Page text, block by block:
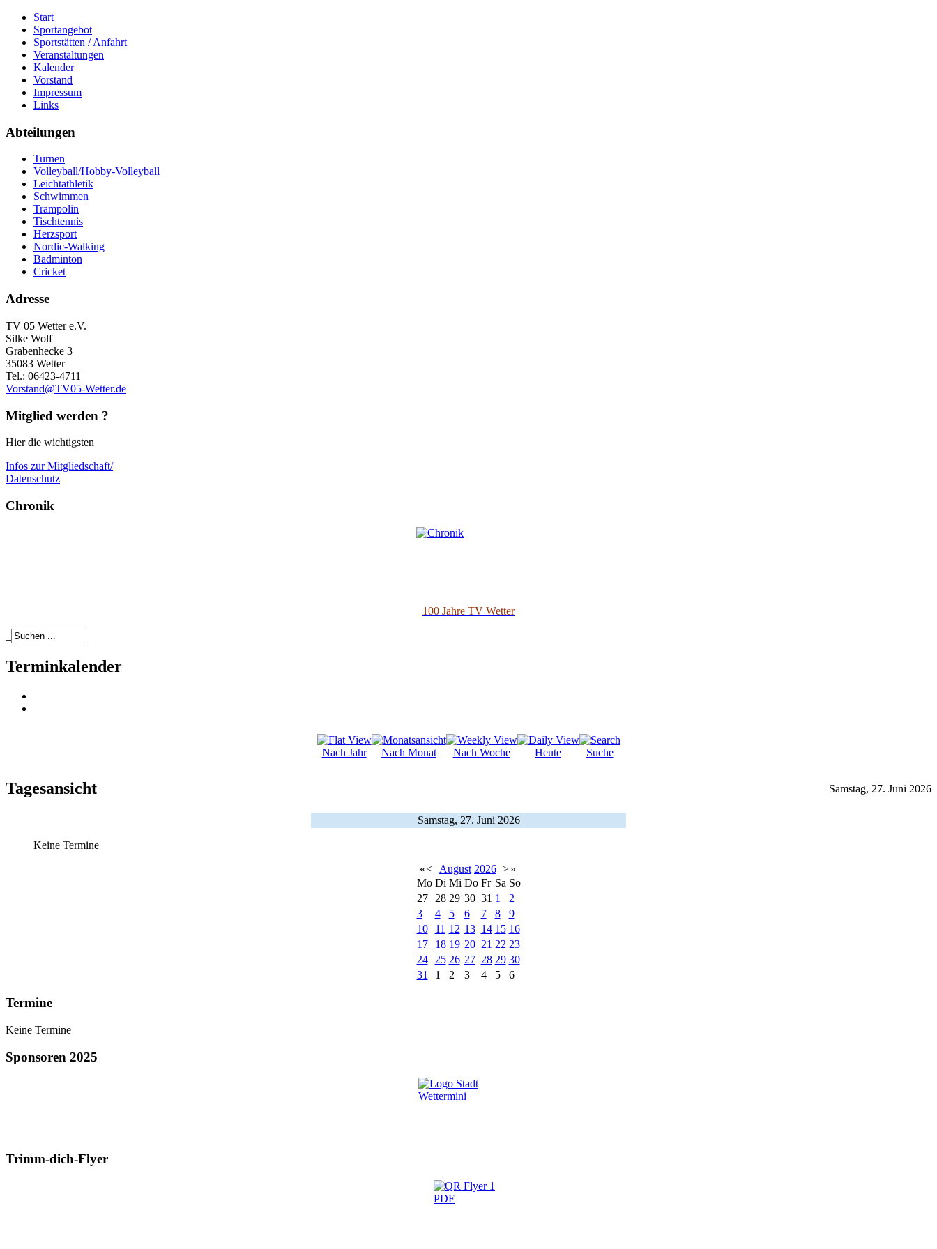
Start
Sportangebot
Sportstätten / Anfahrt
Veranstaltungen
Kalender
Vorstand
Impressum
Links
Abteilungen
Turnen
Volleyball/Hobby-Volleyball
Leichtathletik
Schwimmen
Trampolin
Tischtennis
Herzsport
Nordic-Walking
Badminton
Cricket
Adresse
TV 05 Wetter e.V.
Silke Wolf
Grabenhecke 3
35083 Wetter
Tel.: 06423-4711
Vorstand@TV05-Wetter.de
Mitglied werden ?
Hier die wichtigsten
Infos zur Mitgliedschaft/
Datenschutz
Chronik
100 Jahre TV Wetter
Terminkalender
Nach Jahr Nach Monat Nach Woche Heute Suche
Tagesansicht Samstag, 27. Juni 2026
Samstag, 27. Juni 2026
Keine Termine
«< August 2026 >»
Mo Di Mi Do Fr Sa So
27
28 29 30 31 1
2
3
4 5 6 7 8
9
10
11 12 13 14 15 16
17
18 19 20 21 22 23
24
25 26 27 28 29 30
31
1 2 3 4 5 6
Termine
Keine Termine
Sponsoren 2025
Trimm-dich-Flyer